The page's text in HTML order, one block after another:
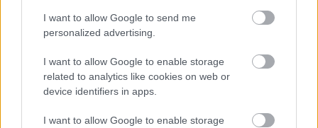
I want to allow Google to send me
personalized advertising.
I want to allow Google to enable storage
related to analytics like cookies on web or
device identifiers in apps.
I want to allow Google to enable storage
Άποψη που συμμερίζονται και οι εταιρείες
κινητής τηλεφωνίας, οι οποίες έχουν δεσμευτεί
ότι θα πετύχουν 60% πληθυσμιακή κάλυψη σε
βάθος τριετίας, άρα θα ήθελαν και μια πιο
γρήγορη απόσβεση της επένδυσής τους. Στην